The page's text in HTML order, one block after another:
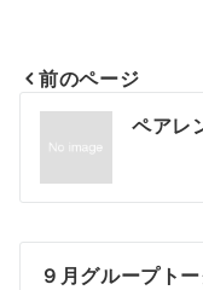
投
ナ
ビ
前のページ
ペアレ
９月グループト